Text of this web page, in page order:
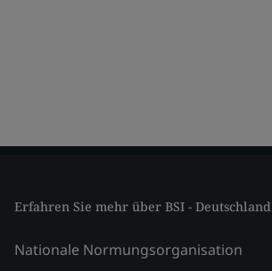
Erfahren Sie mehr über BSI - Deutschland
Nationale Normungsorganisation